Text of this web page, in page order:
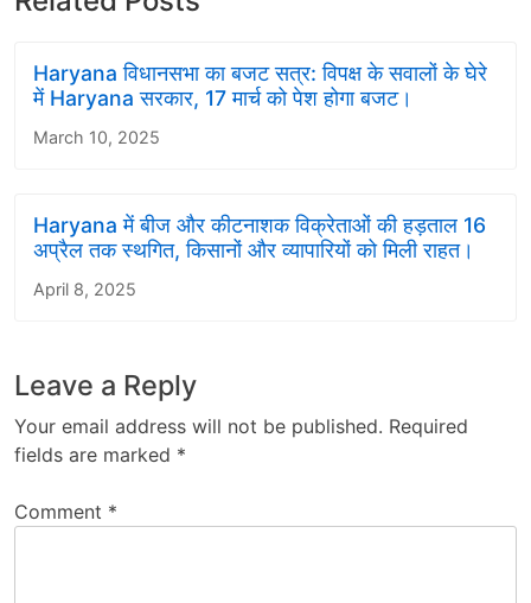
Haryana विधानसभा का बजट सत्र: विपक्ष के सवालों के घेरे
में Haryana सरकार, 17 मार्च को पेश होगा बजट।
March 10, 2025
Haryana में बीज और कीटनाशक विक्रेताओं की हड़ताल 16
अप्रैल तक स्थगित, किसानों और व्यापारियों को मिली राहत।
April 8, 2025
Leave a Reply
Your email address will not be published. Required
fields are marked *
Comment *